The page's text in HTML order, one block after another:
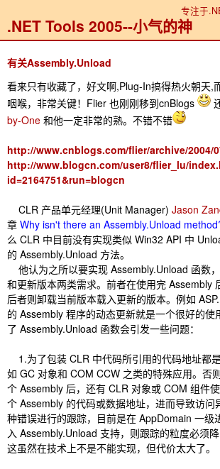
.NET Tools 2005--小气的神
专注于
有关Assembly.Unload
看来只有收藏了，好文啊,Plug-In搞得热火朝天,
咽喉，非常关键！Flier 也刚刚移到cnBlogs
by-One 和他一定非常的熟。不错不错
http://www.cnblogs.com/flier/archive/2004/
http://www.blogcn.com/user8/flier_lu/
id=2164751&run=blogcn
CLR 产品单元经理(Unit Manager) Jason
章 Why isn't there an Assembly.Unload
么 CLR 中目前没有实现类似 Win32 API 中
的 Assembly.Unload 方法。
他认为之所以要实现 Assembly.Unload 函数
和更新版本两类需求。前者在使用完 Assembly
后者则卸载当前版本载入更新的版本。例如
的 Assembly 程序的动态更新就是一个很好的使
了 Assembly.Unload 函数会引发一些问题：
1.为了包装 CLR 中代码所引用的代码地址都
如 GC 对象和 COM CCW 之类的特殊应用。否
个 Assembly 后，还有 CLR 对象或 COM 组件
个 Assembly 的代码或数据地址，进而导致访问
种错误进行的跟踪，目前是在 AppDomain 一级
入 Assembly.Unload 支持，则跟踪的粒度必须降
这虽然在技术上不是不能实现，但代价太大了。